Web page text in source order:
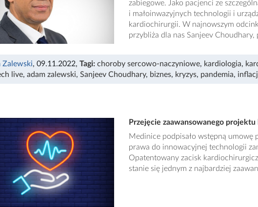
zabiegowe. Jako pacjenci ze
i małoinwazyjnych technologii i
kardiochirurgii. W najnowszym
przybliża dla nas Sanjeev Choudhary,
Zalewski, 09.11.2022, Tagi: choroby sercowo-naczyniowe, kardiologia,
live, adam zalewski, Sanjeev Choudhary, biznes, kryzys, pandemia,
Przejęcie zaawansowanego
Medinice podpisało wstępną umowę
prawa do innowacyjnej technologii
Opatentowany zacisk
stanie się jednym z najbardziej